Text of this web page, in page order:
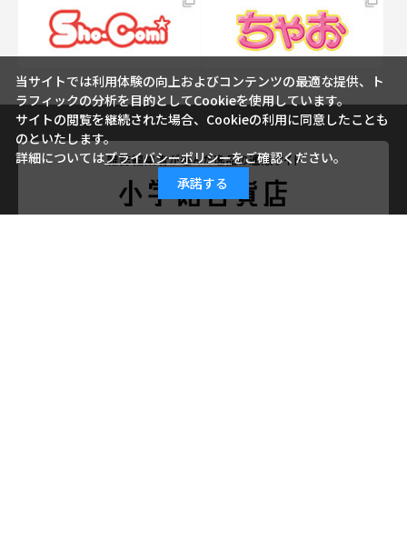
当サイトでは利用体験の向上およびコンテンツの最適な提供、ト
ラフィックの分析を目的としてCookieを使用しています。
サイトの閲覧を継続された場合、Cookieの利用に同意したことも
のといたします。
詳細についてはプライバシーポリシーをご確認ください。
承諾する